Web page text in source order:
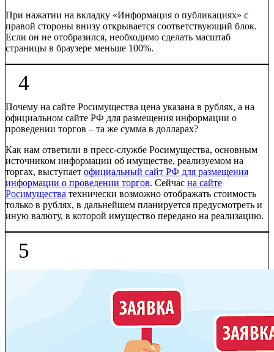
При нажатии на вкладку «Информация о публикациях» с
правой стороны внизу открывается соответствующий блок.
Если он не отобразился, необходимо сделать масштаб
страницы в браузере меньше 100%.
4
Почему на сайте Росимущества цена указана в рублях, а на
официальном сайте РФ для размещения информации о
проведении торгов – та же сумма в долларах?
Как нам ответили в пресс-службе Росимущества, основным
источником информации об имуществе, реализуемом на
торгах, выступает официальный сайт РФ для размещения
информации о проведении торгов. Сейчас на сайте
Росимущества технически возможно отображать стоимость
только в рублях, в дальнейшем планируется предусмотреть и
иную валюту, в которой имущество передано на реализацию.
5